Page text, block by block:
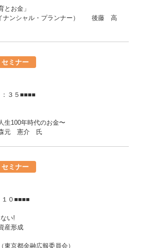
とお金」
ナンシャル・プランナー） 後藤 高
セミナー
３５■■■■
生100年時代のお金〜
元 憲介 氏
セミナー
１０■■■■
い!
産形成
京都金融広報委員会）